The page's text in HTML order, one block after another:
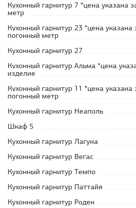
Кухонный гарнитур 7 *цена указана
метр
Кухонный гарнитур 23 *цена указана
погонный метр
Кухонный гарнитур 27
Кухонный гарнитур Альма *цена
изделие
Кухонный гарнитур 11 *цена указана
погонный метр
Кухонный гарнитур Неаполь
Шкаф 5
Кухонный гарнитур Лагуна
Кухонный гарнитур Вегас
Кухонный гарнитур Темпо
Кухонный гарнитур Паттайя
Кухонный гарнитур Роден